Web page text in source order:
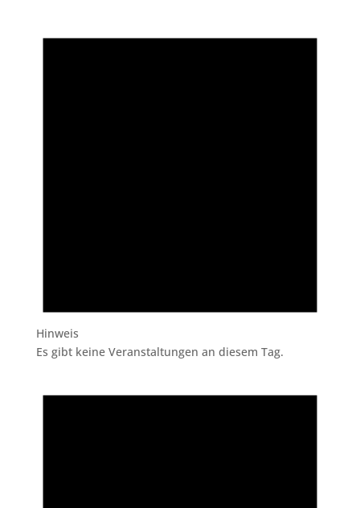
Hinweis
Es gibt keine Veranstaltungen an diesem Tag.